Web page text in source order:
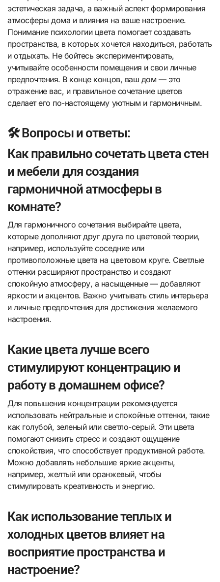
эстетическая задача, а важный аспект формирования
атмосферы дома и влияния на ваше настроение.
Понимание психологии цвета помогает создавать
пространства, в которых хочется находиться, работать
и отдыхать. Не бойтесь экспериментировать,
учитывайте особенности помещения и свои личные
предпочтения. В конце концов, ваш дом — это
отражение вас, и правильное сочетание цветов
сделает его по-настоящему уютным и гармоничным.
🛠️ Вопросы и ответы:
Как правильно сочетать цвета стен
и мебели для создания
гармоничной атмосферы в
комнате?
Для гармоничного сочетания выбирайте цвета,
которые дополняют друг друга по цветовой теории,
например, используйте соседние или
противоположные цвета на цветовом круге. Светлые
оттенки расширяют пространство и создают
спокойную атмосферу, а насыщенные — добавляют
яркости и акцентов. Важно учитывать стиль интерьера
и личные предпочтения для достижения желаемого
настроения.
Какие цвета лучше всего
стимулируют концентрацию и
работу в домашнем офисе?
Для повышения концентрации рекомендуется
использовать нейтральные и спокойные оттенки, такие
как голубой, зеленый или светло-серый. Эти цвета
помогают снизить стресс и создают ощущение
спокойствия, что способствует продуктивной работе.
Можно добавлять небольшие яркие акценты,
например, желтый или оранжевый, чтобы
стимулировать креативность и энергию.
Как использование теплых и
холодных цветов влияет на
восприятие пространства и
настроение?